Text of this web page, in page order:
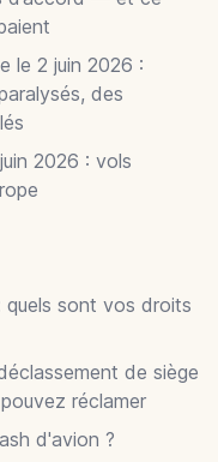
le 2 juin 2026 :
des
2026 : vols
quels sont vos droits
de siège
réclamer
d'avion ?